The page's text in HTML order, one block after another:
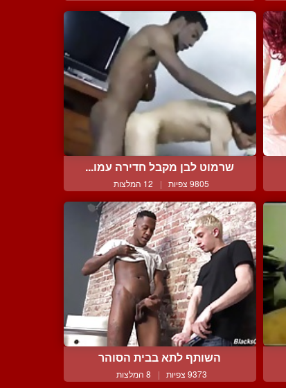
שרמוט לבן מקבל חדירה עמו...
9805 צפיות | 12 המלצות
השותף לתא בבית הסוהר
9373 צפיות | 8 המלצות